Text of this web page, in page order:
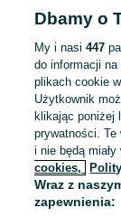
Odświeżono
6 800 - 18
Warszawa,
Pełny etat
Inny, Umowa
Dbamy o
My i nasi447
do informacji
plikach cookie
Użytkownik
klikając poniżej
prywatności. Te
i nie będą miały
cookies,
Wraz z
zapewnienia: